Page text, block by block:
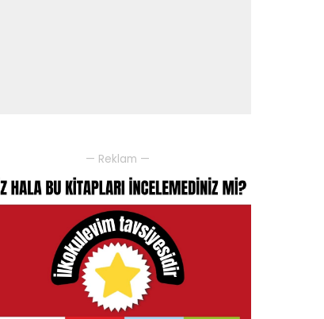
— Reklam —